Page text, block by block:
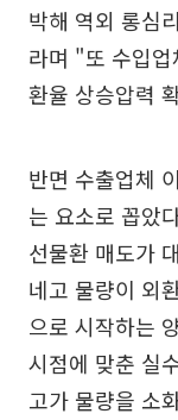
박해 역외 롱심
라며 "또 수입
환율 상승압력
반면 수출업체
는 요소로 꼽았
선물환 매도가
네고 물량이 외
으로 시작하는
시점에 맞춘 실
고가 물량을 소